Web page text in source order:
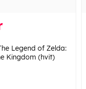
Legend of Zelda:
Kingdom (hvit)